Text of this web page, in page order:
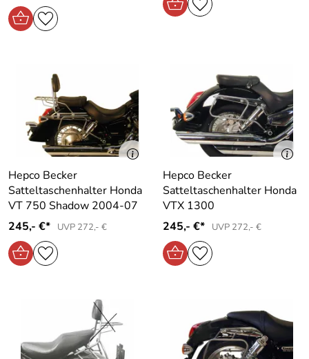
Hepco Becker
Satteltaschenhalter Honda
VT 750 Shadow 2004-07
245,- €*
UVP 272,- €
Hepco Becker
Satteltaschenhalter Honda
VTX 1300
245,- €*
UVP 272,- €